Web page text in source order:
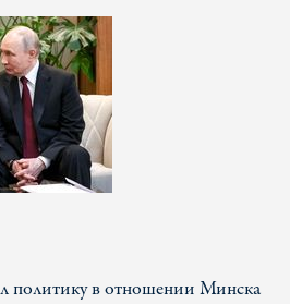
политику в отношении Минска